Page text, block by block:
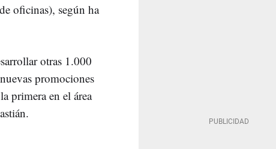
oficinas), según ha
otras 1.000
promociones
primera en el área